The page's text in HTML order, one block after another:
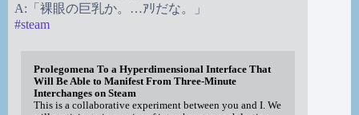
A:「裸眼の巨乳か。…ｱﾘだな。」
#steam
Prolegomena To a Hyperdimensional Interface That
Will Be Able to Manifest From Three-Minute
Interchanges on Steam
This is a collaborative experiment between you and I. We